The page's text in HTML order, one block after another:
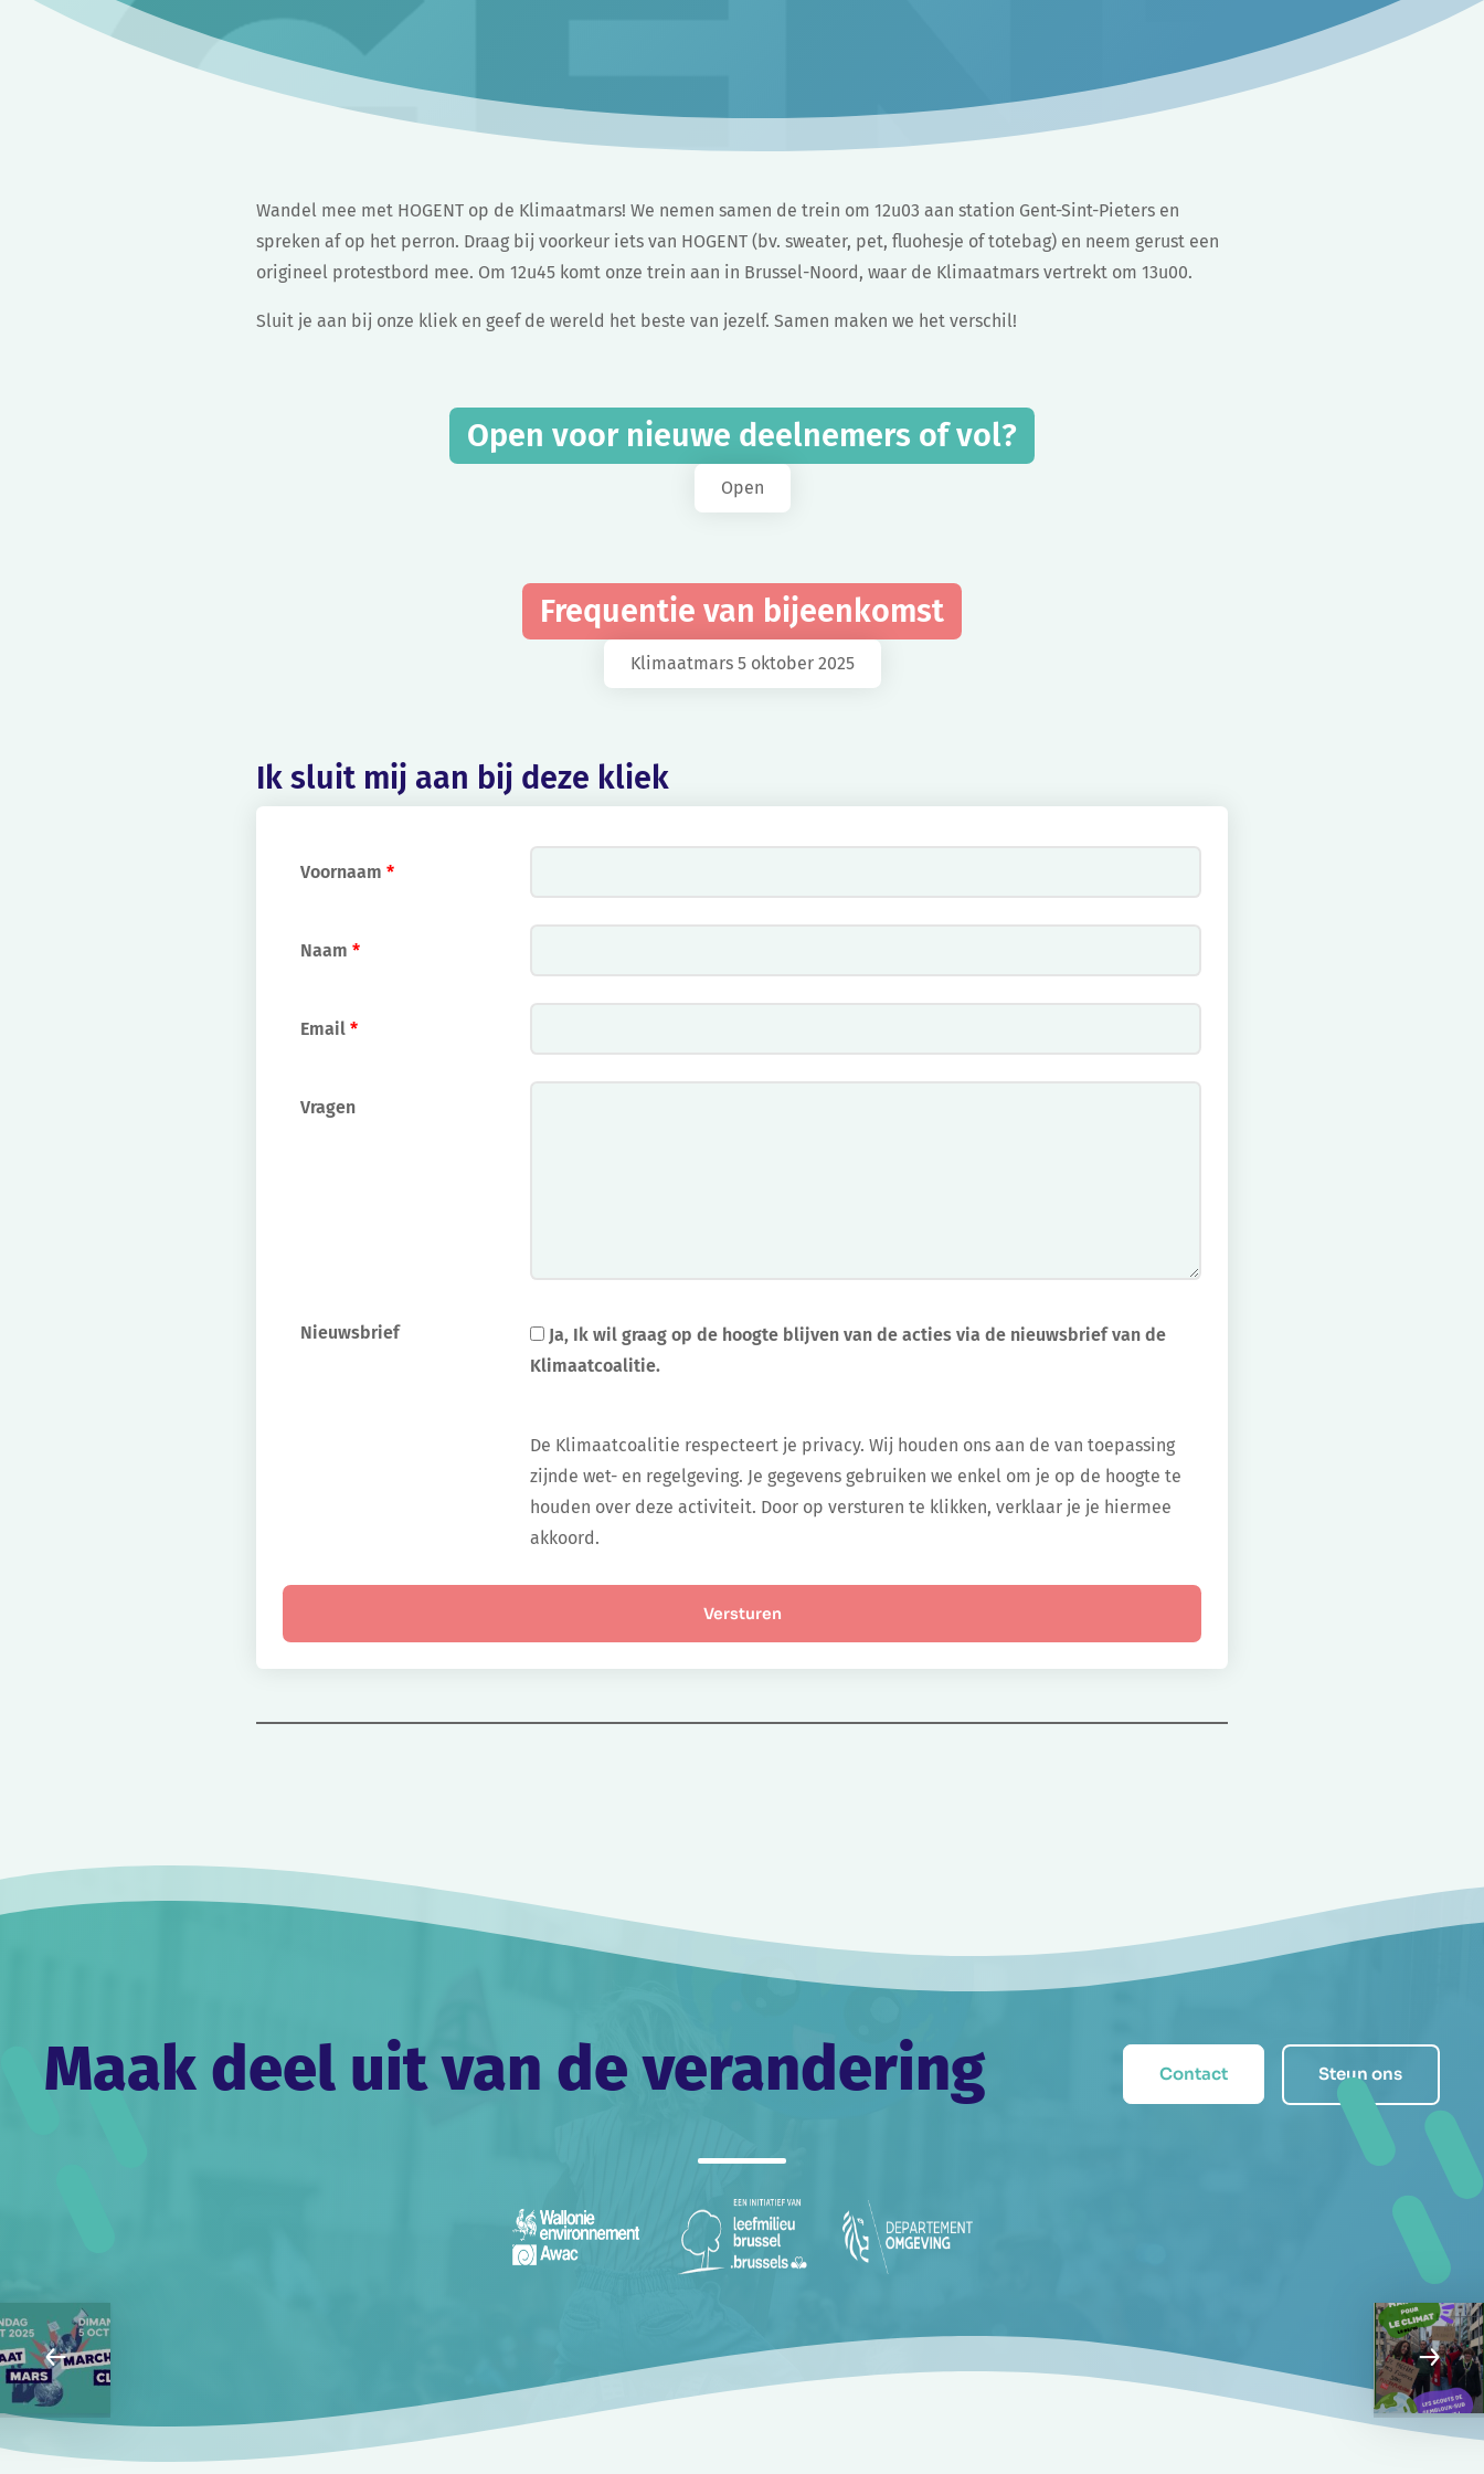
Wandel mee met HOGENT op de Klimaatmars! We nemen samen de trein om 12u03 aan station Gent-Sint-Pieters en
spreken af op het perron. Draag bij voorkeur iets van HOGENT (bv. sweater, pet, fluohesje of totebag) en neem gerust een
origineel protestbord mee. Om 12u45 komt onze trein aan in Brussel-Noord, waar de Klimaatmars vertrekt om 13u00.
Sluit je aan bij onze kliek en geef de wereld het beste van jezelf. Samen maken we het verschil!
Open voor nieuwe deelnemers of vol?
Open
Frequentie van bijeenkomst
Klimaatmars 5 oktober 2025
Ik sluit mij aan bij deze kliek
Voornaam*
Naam*
Email*
Vragen
Nieuwsbrief
Ja, Ik wil graag op de hoogte blijven van de acties via de nieuwsbrief van de
Klimaatcoalitie.
De Klimaatcoalitie respecteert je privacy. Wij houden ons aan de van toepassing
zijnde wet- en regelgeving. Je gegevens gebruiken we enkel om je op de hoogte te
houden over deze activiteit. Door op versturen te klikken, verklaar je je hiermee
akkoord.
Maak deel uit van de verandering Contact Steun ons